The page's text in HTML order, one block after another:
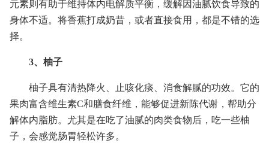
元素则有助于维持体内电解质平衡，缓解因油腻饮食导致的
身体不适。将香蕉打成奶昔，或者直接食用，都是不错的选
择。
3、柚子
柚子具有清热降火、止咳化痰、消食解腻的功效。它的
果肉富含维生素C和膳食纤维，能够促进新陈代谢，帮助分
解体内脂肪。尤其是在吃了油腻的肉类食物后，吃一些柚
子，会感觉肠胃轻松许多。